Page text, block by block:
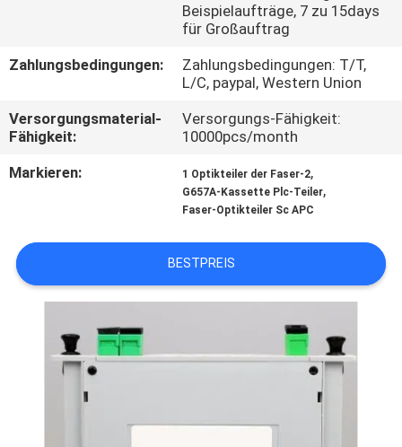
UNS
VERBINDUNG
NACHRICHTEN
FÄLLE
Beispielaufträge, 7 zu 15days
für Großauftrag
Zahlungsbedingungen:
Zahlungsbedingungen: T/T,
L/C, paypal, Western Union
Versorgungsmaterial-
Fähigkeit:
Versorgungs-Fähigkeit:
10000pcs/month
Markieren:
1 Optikteiler der Faser-2,
G657A-Kassette Plc-Teiler,
Faser-Optikteiler Sc APC
BESTPREIS